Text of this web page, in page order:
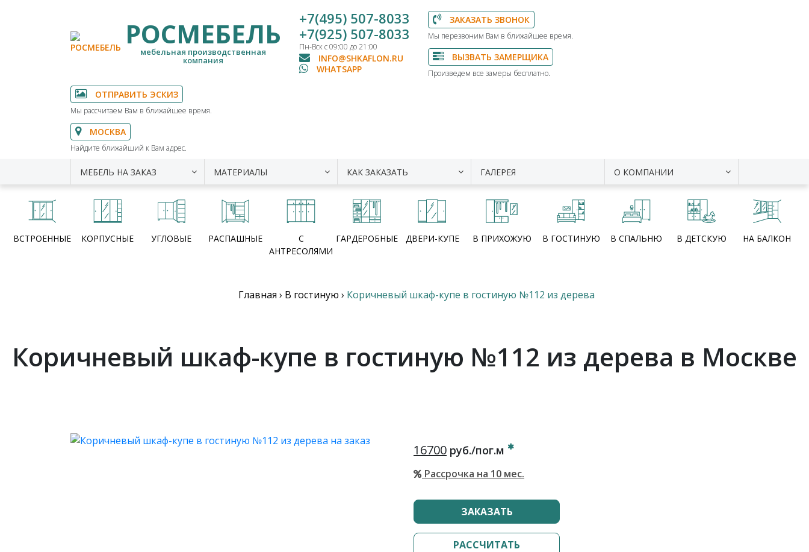
РОСМЕБЕЛЬ
мебельная производственная
компания
+7(495) 507-8033
+7(925) 507-8033
Пн-Вск с 09:00 до 21:00
INFO@SHKAFLON.RU
WHATSAPP
ЗАКАЗАТЬ ЗВОНОК
Мы перезвоним Вам в ближайшее время.
ВЫЗВАТЬ ЗАМЕРЩИКА
Произведем все замеры бесплатно.
ОТПРАВИТЬ ЭСКИЗ
Мы рассчитаем Вам в ближайшее время.
МОСКВА
Найдите ближайший к Вам адрес.
МЕБЕЛЬ НА ЗАКАЗ МАТЕРИАЛЫ КАК ЗАКАЗАТЬ ГАЛЕРЕЯ О КОМПАНИИ
ВСТРОЕННЫЕ КОРПУСНЫЕ УГЛОВЫЕ РАСПАШНЫЕ
С
АНТРЕСОЛЯМИ
ГАРДЕРОБНЫЕ ДВЕРИ-КУПЕ В ПРИХОЖУЮ В ГОСТИНУЮ В СПАЛЬНЮ В ДЕТСКУЮ НА БАЛКОН
Главная › В гостиную › Коричневый шкаф-купе в гостиную №112 из дерева
Коричневый шкаф-купе в гостиную №112 из дерева в Москве
16700 руб./пог.м
Рассрочка на 10 мес.
ЗАКАЗАТЬ
РАССЧИТАТЬ